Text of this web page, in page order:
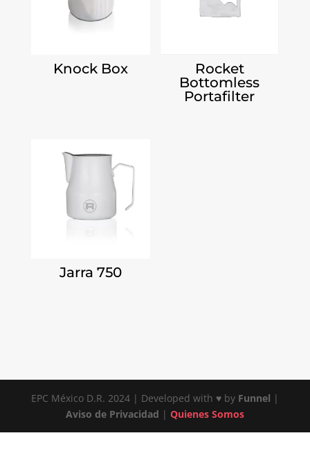
Knock Box
Rocket
Bottomless
Portafilter
Jarra 750
EPC México D.R. 2024 | Developed with ♥ by Funnel |
Aviso de Privacidad | Quienes Somos